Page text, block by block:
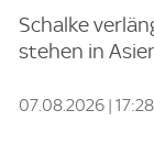
Schalke
stehen in
07.08.2026 |